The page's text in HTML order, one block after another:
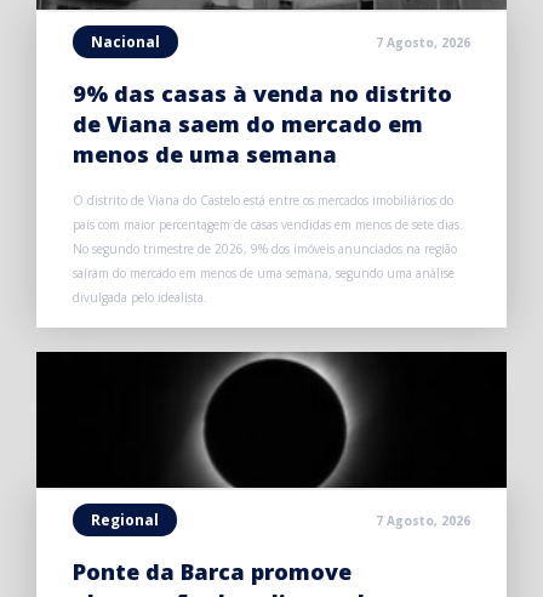
Nacional 7 Agosto, 2026
9% das casas à venda no distrito
de Viana saem do mercado em
menos de uma semana
O distrito de Viana do Castelo está entre os mercados imobiliários do
país com maior percentagem de casas vendidas em menos de sete dias.
No segundo trimestre de 2026, 9% dos imóveis anunciados na região
saíram do mercado em menos de uma semana, segundo uma análise
divulgada pelo idealista.
Regional 7 Agosto, 2026
Ponte da Barca promove